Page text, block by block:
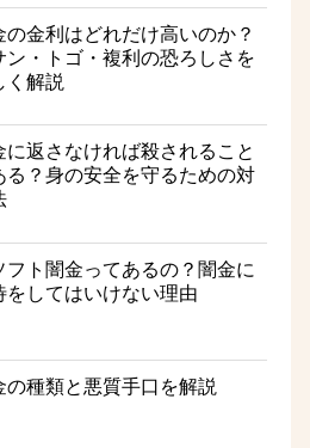
の金利はどれだけ高いのか？
ン・トゴ・複利の恐ろしさを
く解説
に返さなければ殺されること
る？身の安全を守るための対
フト闇金ってあるの？闇金に
をしてはいけない理由
の種類と悪質手口を解説